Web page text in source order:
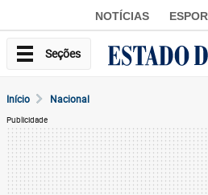
NOTÍCIAS
Seções
Início Nacional
Publicidade